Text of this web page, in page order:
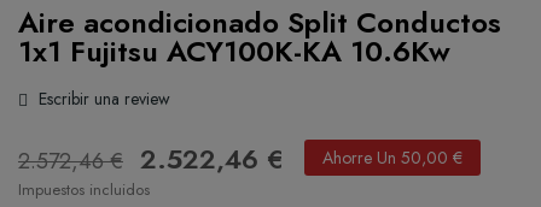
Aire acondicionado Split Conductos
1x1 Fujitsu ACY100K-KA 10.6Kw
Escribir una review
2.572,46 € 2.522,46 € Ahorre Un 50,00 €
Impuestos incluidos